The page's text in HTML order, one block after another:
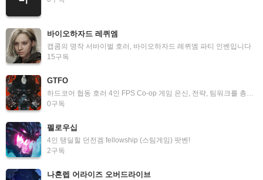
바이오하자드 레퀴엠
캡콤의 명작 서바이벌 호러, 바이오하자드 레퀴엠 파티 인벤입니다
15구독
GTFO
하드코어 협동 호러 4인 FPS Co-op 게임 은신, 전략, 팀워크를 총동원하여 살아남아야 합니다
0구독
펠로우십
4인 탱딜힐 던전겜 fellowship (스팀게임) 팟벤!
2구독
나혼렙 어라이즈 오버드라이브